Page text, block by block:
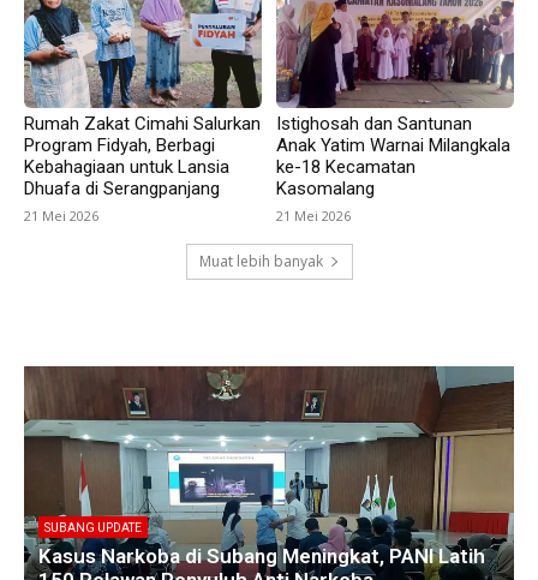
SUBANG UPDATE
Empat Kades di Blanakan Bahas Penataan Batas
Kawasan Hutan untuk Revitalisasi Tambak
Rumah Zakat Cimahi Salurkan
Program Fidyah, Berbagi
Kebahagiaan untuk Lansia
Dhuafa di Serangpanjang
21 Mei 2026
Istighosah dan Santunan
Anak Yatim Warnai Milangkala
ke-18 Kecamatan
Kasomalang
21 Mei 2026
Muat lebih banyak